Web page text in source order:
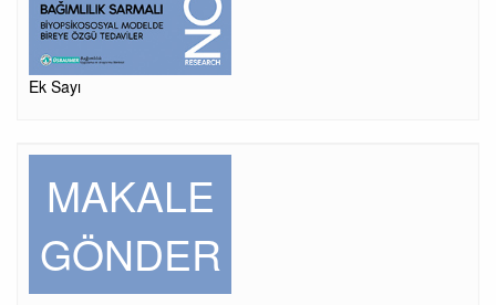
Ek Sayı
MAKALE
GÖNDER